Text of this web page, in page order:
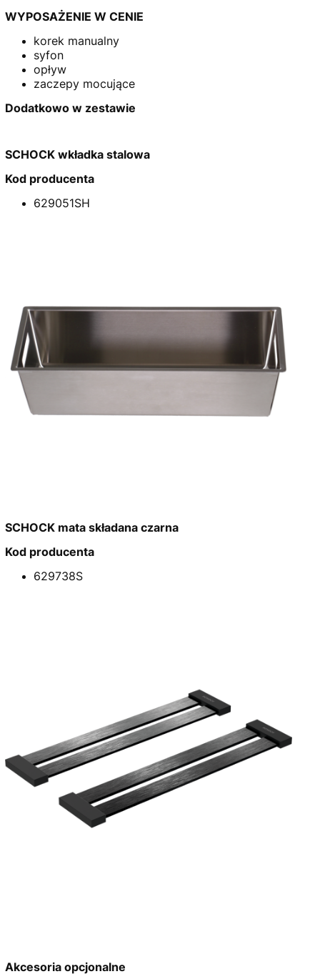
WYPOSAŻENIE W CENIE
korek manualny
syfon
opływ
zaczepy mocujące
Dodatkowo w zestawie
SCHOCK wkładka stalowa
Kod producenta
629051SH
SCHOCK mata składana czarna
Kod producenta
629738S
Akcesoria opcjonalne